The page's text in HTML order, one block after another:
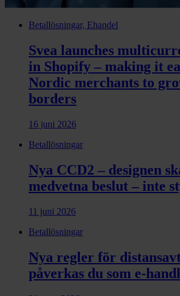
Betallösningar, Ehandel
Svea launches
in Shopify – making it
Nordic merchants to
borders
16 juni 2026
Betallösningar
Nya CCD2 – designen
medvetna beslut – inte
11 juni 2026
Betallösningar
Nya regler för
påverkas du som e-